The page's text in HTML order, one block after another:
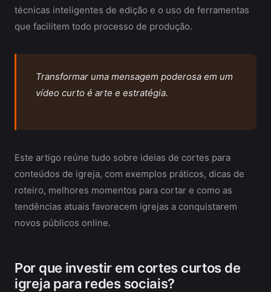
técnicas inteligentes de edição e o uso de ferramentas
que facilitem todo processo de produção.
Transformar uma mensagem poderosa em um
vídeo curto é arte e estratégia.
Este artigo reúne tudo sobre ideias de cortes para
conteúdos de igreja, com exemplos práticos, dicas de
roteiro, melhores momentos para cortar e como as
tendências atuais favorecem igrejas a conquistarem
novos públicos online.
Por que investir em cortes curtos de
igreja para redes sociais?